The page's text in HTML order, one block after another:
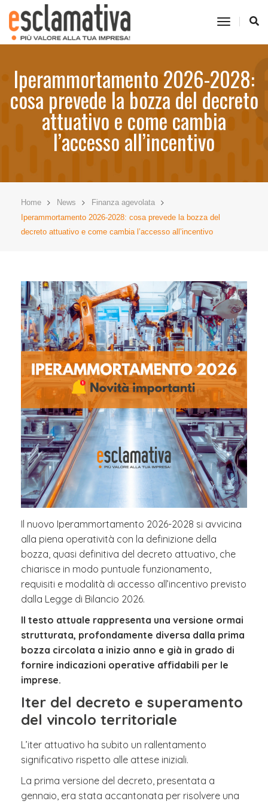
toggle
Iperammortamento 2026-2028:
cosa prevede la bozza del decreto
attuativo e come cambia
l’accesso all’incentivo
Home News
Finanza agevolata
Iperammortamento 2026-2028: cosa prevede la bozza del
decreto attuativo e come cambia l’accesso all’incentivo
Il nuovo Iperammortamento 2026-2028 si avvicina
alla piena operatività con la definizione della
bozza, quasi definitiva del decreto attuativo, che
chiarisce in modo puntuale funzionamento,
requisiti e modalità di accesso all’incentivo previsto
dalla Legge di Bilancio 2026.
Il testo attuale rappresenta una versione ormai
strutturata, profondamente diversa dalla prima
bozza circolata a inizio anno e già in grado di
fornire indicazioni operative affidabili per le
imprese.
Iter del decreto e superamento
del vincolo territoriale
L’iter attuativo ha subito un rallentamento
significativo rispetto alle attese iniziali.
La prima versione del decreto, presentata a
gennaio, era stata accantonata per risolvere una